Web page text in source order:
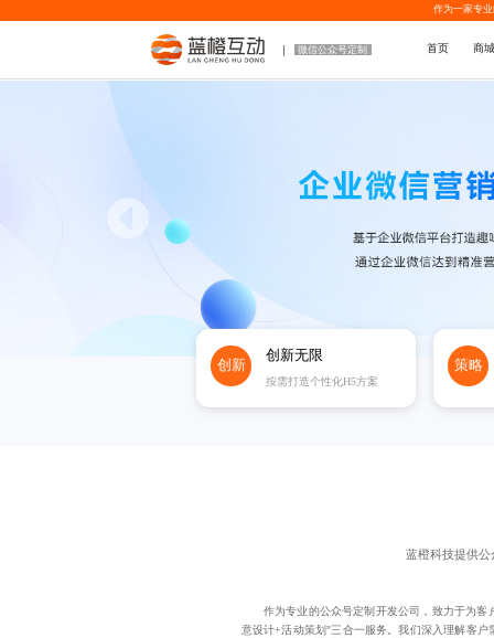
作为一家专业
微信公众号定制 首页 商
创新
创新无限
按需打造个性化H5方案
策略
蓝橙科技提供公
作为专业的公众号定制开发公司
，致力于为
意设计+活动策划"三合一服务。我们深入理解客户